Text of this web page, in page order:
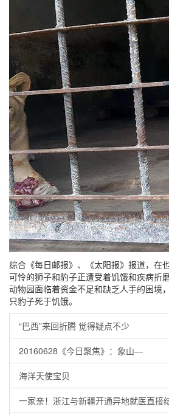
综合《每日邮报》、《太阳报》报道，在
可怜的狮子和豹子正遭受着饥饿和疾病折
动物园面临着资金不足和缺乏人手的困境
只豹子死于饥饿。
“巴西”来回折腾 觉得疑点不少
20160628《今日聚焦》：象山—
海洋天使宝贝
一家亲！浙江与新疆开通异地就医直接